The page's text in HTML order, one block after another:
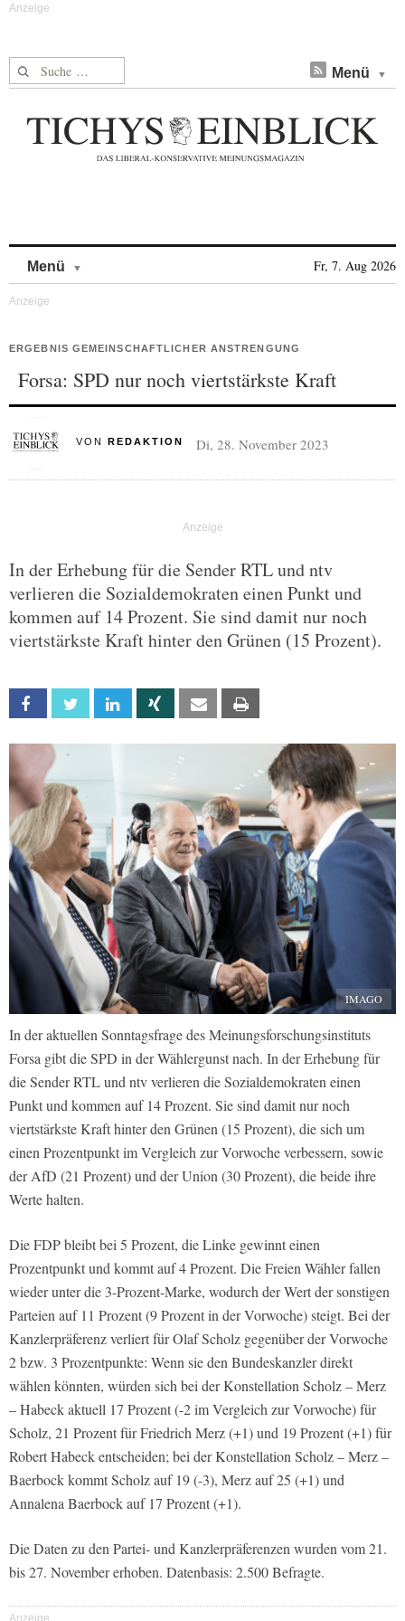
Suche nach: Menü
Menü Fr, 7. Aug 2026
ERGEBNIS GEMEINSCHAFTLICHER ANSTRENGUNG
Forsa: SPD nur noch viertstärkste Kraft
VON REDAKTION Di, 28. November 2023
In der Erhebung für die Sender RTL und ntv
verlieren die Sozialdemokraten einen Punkt und
kommen auf 14 Prozent. Sie sind damit nur noch
viertstärkste Kraft hinter den Grünen (15 Prozent).
Facebook Twitter Linkedin Xing Email
IMAGO
In der aktuellen Sonntagsfrage des Meinungsforschungsinstituts
Forsa gibt die SPD in der Wählergunst nach. In der Erhebung für
die Sender RTL und ntv verlieren die Sozialdemokraten einen
Punkt und kommen auf 14 Prozent. Sie sind damit nur noch
viertstärkste Kraft hinter den Grünen (15 Prozent), die sich um
einen Prozentpunkt im Vergleich zur Vorwoche verbessern, sowie
der AfD (21 Prozent) und der Union (30 Prozent), die beide ihre
Werte halten.
Die FDP bleibt bei 5 Prozent, die Linke gewinnt einen
Prozentpunkt und kommt auf 4 Prozent. Die Freien Wähler fallen
wieder unter die 3-Prozent-Marke, wodurch der Wert der sonstigen
Parteien auf 11 Prozent (9 Prozent in der Vorwoche) steigt. Bei der
Kanzlerpräferenz verliert für Olaf Scholz gegenüber der Vorwoche
2 bzw. 3 Prozentpunkte: Wenn sie den Bundeskanzler direkt
wählen könnten, würden sich bei der Konstellation Scholz – Merz
– Habeck aktuell 17 Prozent (-2 im Vergleich zur Vorwoche) für
Scholz, 21 Prozent für Friedrich Merz (+1) und 19 Prozent (+1) für
Robert Habeck entscheiden; bei der Konstellation Scholz – Merz –
Baerbock kommt Scholz auf 19 (-3), Merz auf 25 (+1) und
Annalena Baerbock auf 17 Prozent (+1).
Die Daten zu den Partei- und Kanzlerpräferenzen wurden vom 21.
bis 27. November erhoben. Datenbasis: 2.500 Befragte.
Anzeige